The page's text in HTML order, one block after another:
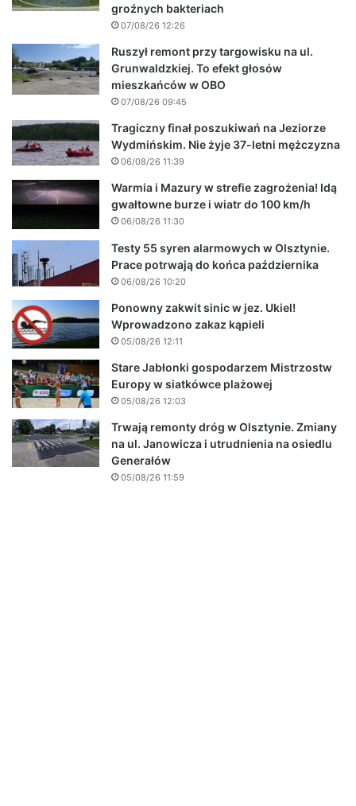
groźnych bakteriach
07/08/26 12:26
Ruszył remont przy targowisku na ul.
Grunwaldzkiej. To efekt głosów
mieszkańców w OBO
07/08/26 09:45
Tragiczny finał poszukiwań na Jeziorze
Wydmińskim. Nie żyje 37-letni mężczyzna
06/08/26 11:39
Warmia i Mazury w strefie zagrożenia! Idą
gwałtowne burze i wiatr do 100 km/h
06/08/26 11:30
Testy 55 syren alarmowych w Olsztynie.
Prace potrwają do końca października
06/08/26 10:20
Ponowny zakwit sinic w jez. Ukiel!
Wprowadzono zakaz kąpieli
05/08/26 12:11
Stare Jabłonki gospodarzem Mistrzostw
Europy w siatkówce plażowej
05/08/26 12:03
Trwają remonty dróg w Olsztynie. Zmiany
na ul. Janowicza i utrudnienia na osiedlu
Generałów
05/08/26 11:59